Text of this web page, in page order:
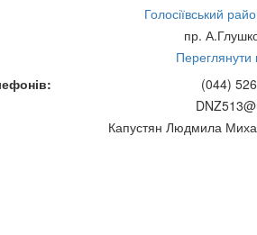
Голосіївський
пр.
Переглянути
(044)
Капустян Людмила